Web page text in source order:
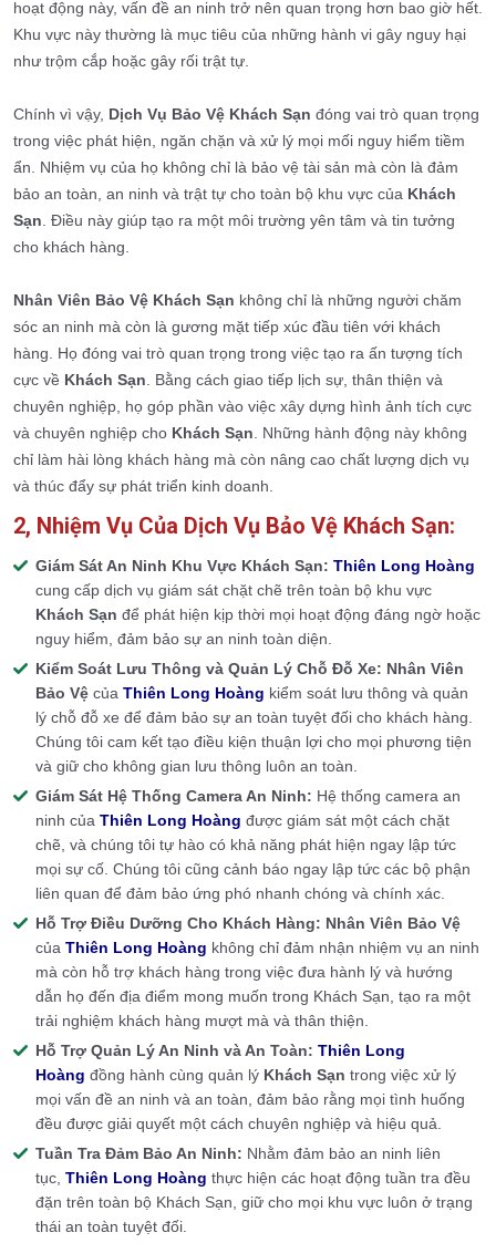
hoạt động này, vấn đề an ninh trở nên quan trọng hơn bao giờ hết.
Khu vực này thường là mục tiêu của những hành vi gây nguy hại
như trộm cắp hoặc gây rối trật tự.
Chính vì vậy, Dịch Vụ Bảo Vệ Khách Sạn đóng vai trò quan trọng
trong việc phát hiện, ngăn chặn và xử lý mọi mối nguy hiểm tiềm
ẩn. Nhiệm vụ của họ không chỉ là bảo vệ tài sản mà còn là đảm
bảo an toàn, an ninh và trật tự cho toàn bộ khu vực của Khách
Sạn. Điều này giúp tạo ra một môi trường yên tâm và tin tưởng
cho khách hàng.
Nhân Viên Bảo Vệ Khách Sạn không chỉ là những người chăm
sóc an ninh mà còn là gương mặt tiếp xúc đầu tiên với khách
hàng. Họ đóng vai trò quan trọng trong việc tạo ra ấn tượng tích
cực về Khách Sạn. Bằng cách giao tiếp lịch sự, thân thiện và
chuyên nghiệp, họ góp phần vào việc xây dựng hình ảnh tích cực
và chuyên nghiệp cho Khách Sạn. Những hành động này không
chỉ làm hài lòng khách hàng mà còn nâng cao chất lượng dịch vụ
và thúc đẩy sự phát triển kinh doanh.
2, Nhiệm Vụ Của Dịch Vụ Bảo Vệ Khách Sạn:
Giám Sát An Ninh Khu Vực Khách Sạn: Thiên Long Hoàng
cung cấp dịch vụ giám sát chặt chẽ trên toàn bộ khu vực
Khách Sạn để phát hiện kịp thời mọi hoạt động đáng ngờ hoặc
nguy hiểm, đảm bảo sự an ninh toàn diện.
Kiểm Soát Lưu Thông và Quản Lý Chỗ Đỗ Xe: Nhân Viên
Bảo Vệ của Thiên Long Hoàng kiểm soát lưu thông và quản
lý chỗ đỗ xe để đảm bảo sự an toàn tuyệt đối cho khách hàng.
Chúng tôi cam kết tạo điều kiện thuận lợi cho mọi phương tiện
và giữ cho không gian lưu thông luôn an toàn.
Giám Sát Hệ Thống Camera An Ninh: Hệ thống camera an
ninh của Thiên Long Hoàng được giám sát một cách chặt
chẽ, và chúng tôi tự hào có khả năng phát hiện ngay lập tức
mọi sự cố. Chúng tôi cũng cảnh báo ngay lập tức các bộ phận
liên quan để đảm bảo ứng phó nhanh chóng và chính xác.
Hỗ Trợ Điều Dưỡng Cho Khách Hàng: Nhân Viên Bảo Vệ
của Thiên Long Hoàng không chỉ đảm nhận nhiệm vụ an ninh
mà còn hỗ trợ khách hàng trong việc đưa hành lý và hướng
dẫn họ đến địa điểm mong muốn trong Khách Sạn, tạo ra một
trải nghiệm khách hàng mượt mà và thân thiện.
Hỗ Trợ Quản Lý An Ninh và An Toàn: Thiên Long
Hoàng đồng hành cùng quản lý Khách Sạn trong việc xử lý
mọi vấn đề an ninh và an toàn, đảm bảo rằng mọi tình huống
đều được giải quyết một cách chuyên nghiệp và hiệu quả.
Tuần Tra Đảm Bảo An Ninh: Nhằm đảm bảo an ninh liên
tục, Thiên Long Hoàng thực hiện các hoạt động tuần tra đều
đặn trên toàn bộ Khách Sạn, giữ cho mọi khu vực luôn ở trạng
thái an toàn tuyệt đối.